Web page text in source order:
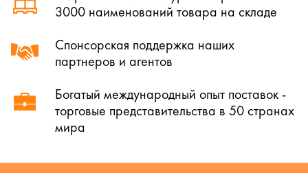
3000 наименований товара на складе
Спонсорская поддержка наших
партнеров и агентов
Богатый международный опыт поставок -
торговые представительства в 50 странах
мира